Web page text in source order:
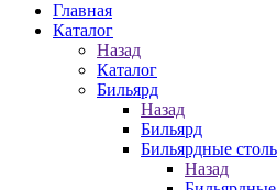
Главная
Каталог
Назад
Каталог
Бильярд
Назад
Бильярд
Бильярдные
Назад